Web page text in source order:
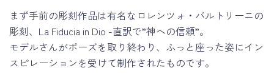
まず手前の彫刻作品は有名なロレンツォ・バルトリーニの
彫刻、La Fiducia in Dio -直訳で”神への信頼”。
モデルさんがポーズを取り終わり、ふっと座った姿にイン
スピレーションを受けて制作されたものです。